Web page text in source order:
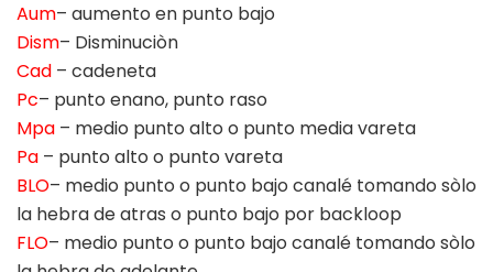
Aum– aumento en punto bajo
Dism– Disminuciòn
Cad – cadeneta
Pc– punto enano, punto raso
Mpa – medio punto alto o punto media vareta
Pa – punto alto o punto vareta
BLO– medio punto o punto bajo canalé tomando sòlo
la hebra de atras o punto bajo por backloop
FLO– medio punto o punto bajo canalé tomando sòlo